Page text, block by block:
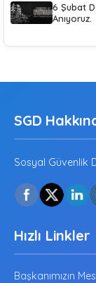
6 Şubat
Anıyoruz.
SGD
Sosyal Güvenlik
Hızlı Linkler
Başkanımızın